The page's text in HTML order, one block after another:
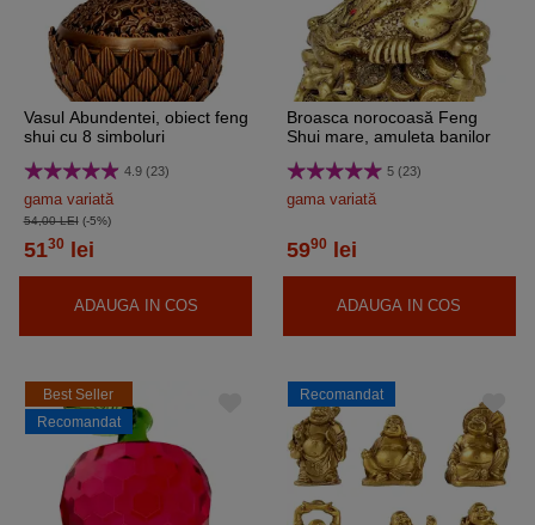
Vasul Abundentei, obiect feng
shui cu 8 simboluri
banilor, metal bronz
4.9 (23)
gama variată
54,00 LEI(-5%)
5130 lei
ADAUGA IN COS
Broasca norocoasă Feng
Shui mare, amuleta banilor
mm
5 (23)
gama variată
5990 lei
ADAUGA IN COS
Best Seller
Recomandat
Recomandat